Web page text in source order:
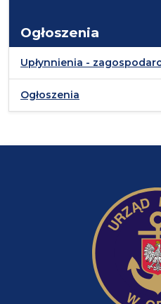
Ogłoszenia
Upłynnienia -
Ogłoszenia